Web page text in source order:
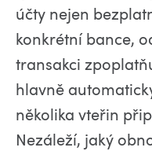
účty nejen
konkrétní bance,
transakci
hlavně
několika vteřin
Nezáleží, jaký